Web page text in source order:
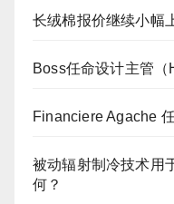
长绒棉报价继续小幅
Boss任命设计主管（
Financiere Agache
被动辐射制冷技术用
何？